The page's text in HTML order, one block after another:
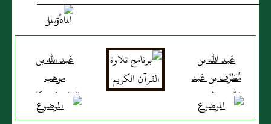
عَبد الله بن
مُطَرِّف بن عَبد
الله بن الشخير
العامري
عَبد الله بن
موهب
الفلسطيني كان
قاضي فلسطين